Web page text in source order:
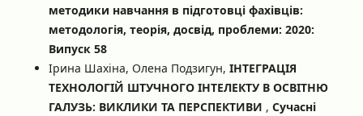
методики навчання в підготовці фахівців:
методологія, теорія, досвід, проблеми: 2020:
Випуск 58
Ірина Шахіна, Олена Подзигун, ІНТЕГРАЦІЯ
ТЕХНОЛОГІЙ ШТУЧНОГО ІНТЕЛЕКТУ В ОСВІТНЮ
ГАЛУЗЬ: ВИКЛИКИ ТА ПЕРСПЕКТИВИ , Сучасні